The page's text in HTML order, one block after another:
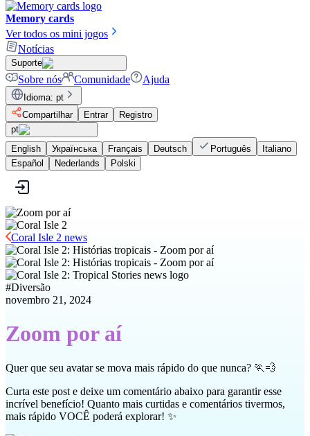
Memory cards
Ver todos os mini jogos
Notícias
Suporte
Sobre nós Comunidade Ajuda
Idioma: pt
Compartilhar
Entrar
Registro
pt
English
Українська Français Deutsch Português
Italiano
Español
Nederlands Polski
Coral Isle 2 news
#Diversão
novembro 21, 2024
Zoom por aí
Quer que seu avatar se mova mais rápido do que nunca? 🏃💨
Curta este post e deixe um comentário abaixo para garantir esse
incrível benefício! Quanto mais curtidas e comentários tivermos,
mais rápido VOCÊ poderá explorar! ✨